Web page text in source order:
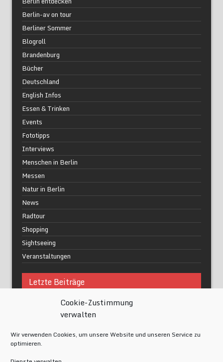
Cookie-Zustimmung
verwalten
Wir verwenden Cookies, um unsere Website und unseren Service zu
optimieren.
Berlin-av on tour
Berliner Sommer
Blogroll
Brandenburg
Bücher
Deutschland
English Infos
Essen & Trinken
Events
Fototipps
Interviews
Menschen in Berlin
Messen
Natur in Berlin
News
Radtour
Shopping
Sightseeing
Veranstaltungen
Letzte Beiträge
Was macht urbane Lebensqualität wirklich aus?
Grüne Oasen in Berlin
Festival of Lights Berlin 2024
Gesund schlafen im modernen Alltag